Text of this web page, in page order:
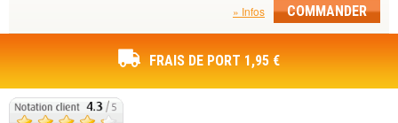
COMMANDER
Infos
FRAIS DE PORT 1,95 €